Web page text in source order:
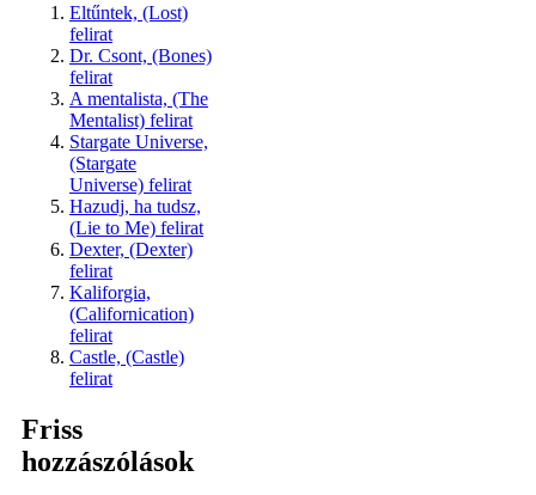
Eltűntek, (Lost)
felirat
Dr. Csont, (Bones)
felirat
A mentalista, (The
Mentalist) felirat
Stargate Universe,
(Stargate
Universe) felirat
Hazudj, ha tudsz,
(Lie to Me) felirat
Dexter, (Dexter)
felirat
Kaliforgia,
(Californication)
felirat
Castle, (Castle)
felirat
Friss
hozzászólások